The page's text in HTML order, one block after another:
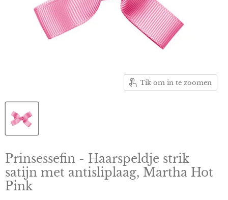
Tik om in te zoomen
Prinsessefin - Haarspeldje strik
satijn met antisliplaag, Martha Hot
Pink